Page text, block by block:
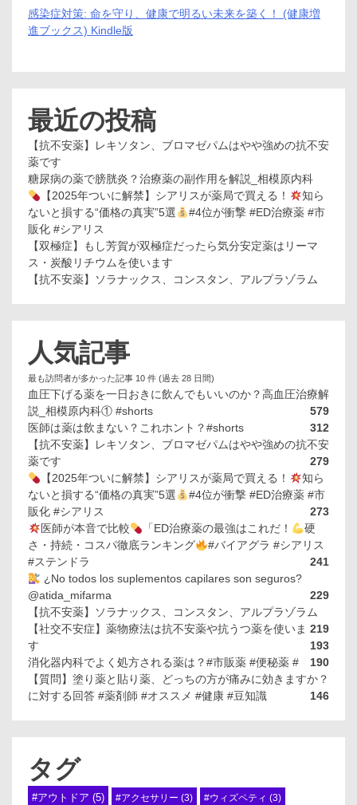
感染症対策: 命を守り、健康で明るい未来を築く！ (健康増
進ブックス) Kindle版
最近の投稿
【抗不安薬】レキソタン、ブロマゼパムはやや強めの抗不安
薬です
糖尿病の薬で膀胱炎？治療薬の副作用を解説_相模原内科
【2025年ついに解禁】シアリスが薬局で買える！
知ら
ないと損する“価格の真実”5選
#4位が衝撃 #ED治療薬 #市
販化 #シアリス
【双極症】もし芳賀が双極症だったら気分安定薬はリーマ
ス・炭酸リチウムを使います
【抗不安薬】ソラナックス、コンスタン、アルプラゾラム
人気記事
最も訪問者が多かった記事 10 件 (過去 28 日間)
血圧下げる薬を一日おきに飲んでもいいのか？高血圧治療解
説_相模原内科① #shorts
579
医師は薬は飲まない？これホント？#shorts
312
【抗不安薬】レキソタン、ブロマゼパムはやや強めの抗不安
薬です
279
【2025年ついに解禁】シアリスが薬局で買える！
知ら
ないと損する“価格の真実”5選
#4位が衝撃 #ED治療薬 #市
販化 #シアリス
273
医師が本音で比較
「ED治療薬の最強はこれだ！
硬
さ・持続・コスパ徹底ランキング
#バイアグラ #シアリス
#ステンドラ
241
¿No todos los suplementos capilares son seguros?
@atida_mifarma
229
【抗不安薬】ソラナックス、コンスタン、アルプラゾラム
219
【社交不安症】薬物療法は抗不安薬や抗うつ薬を使いま
す
193
消化器内科でよく処方される薬は？#市販薬 #便秘薬 #
190
【質問】塗り薬と貼り薬、どっちの方が痛みに効きますか？
に対する回答 #薬剤師 #オススメ #健康 #豆知識
146
タグ
#アウトドア (5) #アクセサリー (3) #ウィズペティ (3)